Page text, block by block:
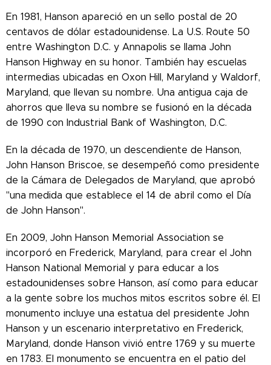
En 1981, Hanson apareció en un sello postal de 20
centavos de dólar estadounidense. La U.S. Route 50
entre Washington D.C. y Annapolis se llama John
Hanson Highway en su honor. También hay escuelas
intermedias ubicadas en Oxon Hill, Maryland y Waldorf,
Maryland, que llevan su nombre. Una antigua caja de
ahorros que lleva su nombre se fusionó en la década
de 1990 con Industrial Bank of Washington, D.C.
En la década de 1970, un descendiente de Hanson,
John Hanson Briscoe, se desempeñó como presidente
de la Cámara de Delegados de Maryland, que aprobó
"una medida que establece el 14 de abril como el Día
de John Hanson".
En 2009, John Hanson Memorial Association se
incorporó en Frederick, Maryland, para crear el John
Hanson National Memorial y para educar a los
estadounidenses sobre Hanson, así como para educar
a la gente sobre los muchos mitos escritos sobre él. El
monumento incluye una estatua del presidente John
Hanson y un escenario interpretativo en Frederick,
Maryland, donde Hanson vivió entre 1769 y su muerte
en 1783. El monumento se encuentra en el patio del